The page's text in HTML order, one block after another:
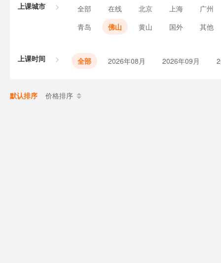
上课城市 全部 在线 北京 上海
广州
青岛
佛山 黄山 国外 其他
上课时间 全部 2026年08月 2026年09月
默认排序 价格排序